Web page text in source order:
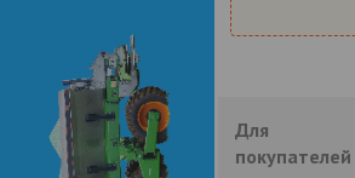
Для
покупателей